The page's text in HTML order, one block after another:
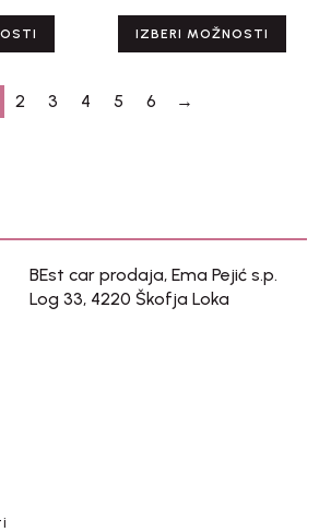
IZBERI MOŽNOSTI
2 3 4 5 6 →
BEst car prodaja, Ema Pejić s.p.
Log 33, 4220 Škofja Loka